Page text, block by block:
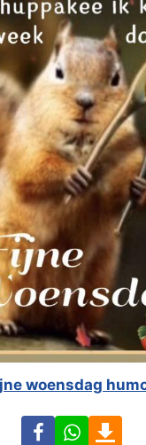
woensdag
Facebook